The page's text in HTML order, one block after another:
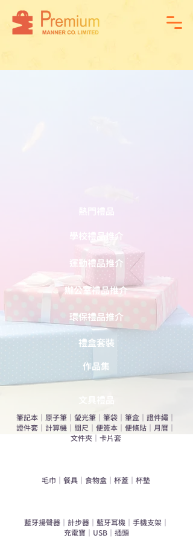
熱門禮品
學校禮品推介
運動禮品推介
辦公室禮品推介
環保禮品推介
禮盒套裝
作品集
​文具禮品
筆記本 ｜ 原子筆 ｜ 螢光筆 ｜ 筆袋 ｜ 筆盒 ｜ 證件繩 ｜
證件套 ｜ 計算機 ｜ 間尺 ｜ 便簽本 ｜ 便條貼 ｜ 月曆 ｜
文件夾 ｜ 卡片套
​毛巾 ｜ 餐具 ｜ 食物盒 ｜ 杯蓋 ｜ 杯墊
​藍牙揚聲器 ｜ 計步器 ｜ 藍牙耳機 ｜ 手機支架 ｜
充電寶 ｜ USB ｜ 插頭